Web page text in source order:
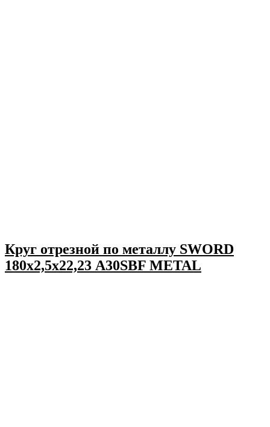
Круг отрезной по металлу SWORD
180х2,5х22,23 A30SBF METAL